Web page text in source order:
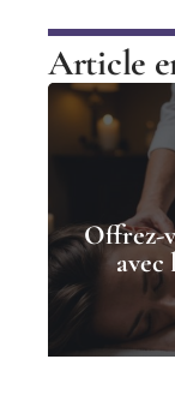
Article
Offrez-
avec